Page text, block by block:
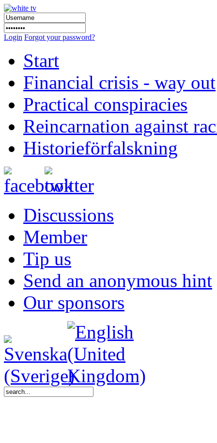
Login Forgot your password?
Start
Financial crisis - way out
Practical conspiracies
Reincarnation against
Historieförfalskning
Discussions
Member
Tip us
Send an anonymous hint
Our sponsors